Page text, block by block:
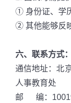
① 身份证、学
② 其他能够反
六、联系方式：
通信地址：北
人事教育处
邮 编：